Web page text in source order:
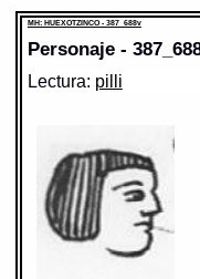
Descomposicion:
Relato: pil
Sexo: m
teuctli
Paleografía: tëuctli
Grafía normalizada:teuctli
Tipo:r.n.
Traducción uno:
señor /
cihuä~, señora / dios -
MH: HUEXOTZINCO - 387_688v
Personaje -
Lectura: pilli